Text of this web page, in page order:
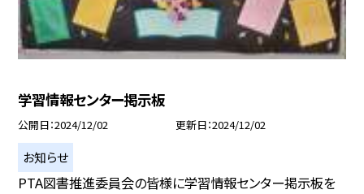
学習情報センター掲示板
公開日 2024/12/02 更新日 2024/12/02
お知らせ
PTA図書推進委員会の皆様に学習情報センター掲示板を